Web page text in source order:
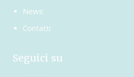
News
Contatti
Seguici su